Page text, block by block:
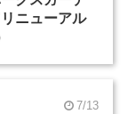
ニューアル
7/13